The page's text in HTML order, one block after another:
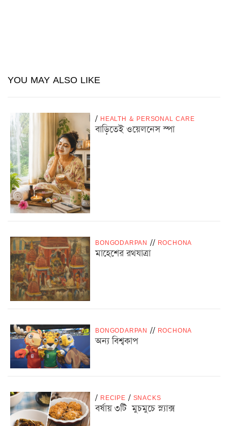
YOU MAY ALSO LIKE
/ HEALTH & PERSONAL CARE
বাড়িতেই ওয়েলনেস স্পা
BONGODARPAN // ROCHONA
মাহেশের রথযাত্রা
BONGODARPAN // ROCHONA
অন্য বিশ্বকাপ
/ RECIPE / SNACKS
বর্ষায় ৩টি মুচমুচে স্ন্যাক্স